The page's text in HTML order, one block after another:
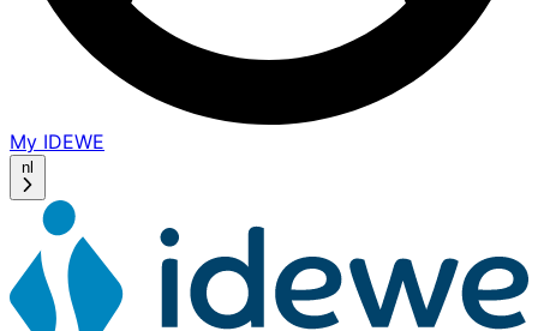
My IDEWE
window)
nl